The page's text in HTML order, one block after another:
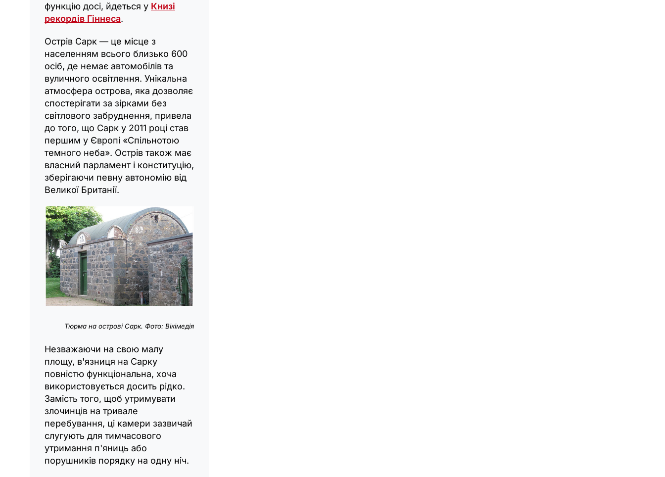
функцію досі, йдеться у Книзі
рекордів Гіннеса.
Острів Сарк — це місце з
населенням всього близько 600
осіб, де немає автомобілів та
вуличного освітлення. Унікальна
атмосфера острова, яка дозволяє
спостерігати за зірками без
світлового забруднення, привела
до того, що Сарк у 2011 році став
першим у Європі «‎Спільнотою
темного неба». Острів також має
власний парламент і конституцію,
зберігаючи певну автономію від
Великої Британії.
Тюрма на острові Сарк. Фото: Вікімедія
Незважаючи на свою малу
площу, в'язниця на Сарку
повністю функціональна, хоча
використовується досить рідко.
Замість того, щоб утримувати
злочинців на тривале
перебування, ці камери зазвичай
слугують для тимчасового
утримання п'яниць або
порушників порядку на одну ніч.